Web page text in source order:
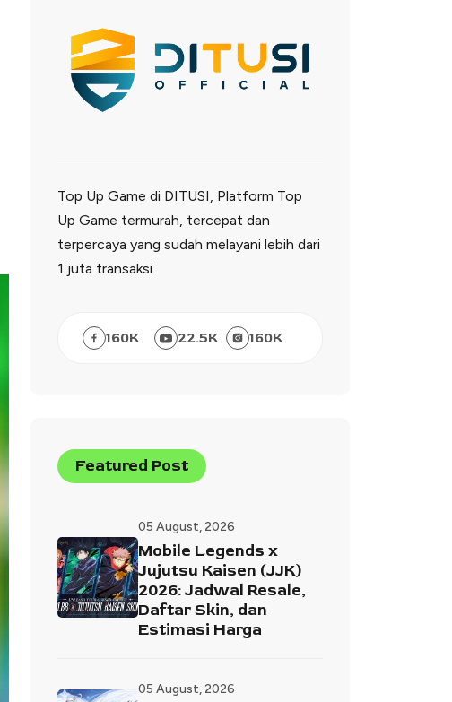
Top Up Game di DITUSI, Platform Top
Up Game termurah, tercepat dan
terpercaya yang sudah melayani lebih dari
1 juta transaksi.
160K 22.5K 160K
Featured Post
05 August, 2026
Mobile Legends x
Jujutsu Kaisen (JJK)
2026: Jadwal Resale,
Daftar Skin, dan
Estimasi Harga
05 August, 2026